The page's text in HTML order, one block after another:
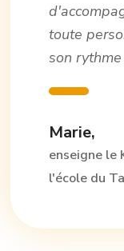
toute
son
Marie,
enseigne le
l'école du